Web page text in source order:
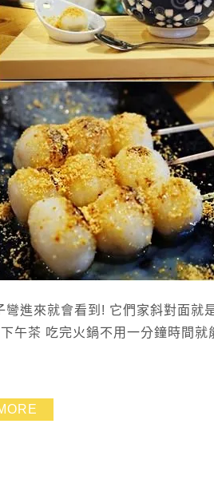
進來就會看到! 它們家斜對面就
午茶 吃完火鍋不用一分鐘時間